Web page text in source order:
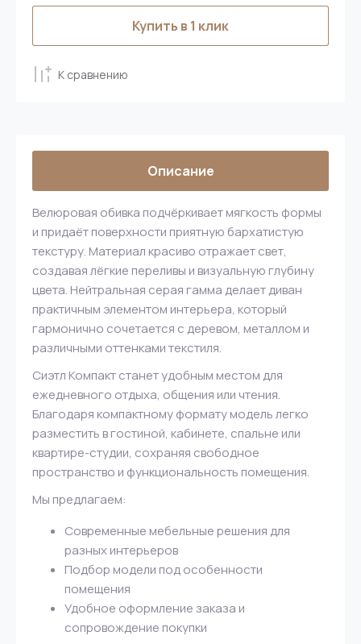
Купить в 1 клик
К сравнению
Описание
Велюровая обивка подчёркивает мягкость формы
и придаёт поверхности приятную бархатистую
текстуру. Материал красиво отражает свет,
создавая лёгкие переливы и визуальную глубину
цвета. Нейтральная серая гамма делает диван
практичным элементом интерьера, который
гармонично сочетается с деревом, металлом и
различными оттенками текстиля.
Сиэтл Компакт станет удобным местом для
ежедневного отдыха, общения или чтения.
Благодаря компактному формату модель легко
разместить в гостиной, кабинете, спальне или
квартире-студии, сохраняя свободное
пространство и функциональность помещения.
Мы предлагаем:
Современные мебельные решения для
разных интерьеров
Подбор модели под особенности
помещения
Удобное оформление заказа и
сопровождение покупки